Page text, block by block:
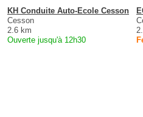
KH Conduite Auto-Ecole Cesson
Cesson
2.6 km
Ouverte jusqu'à 12h30